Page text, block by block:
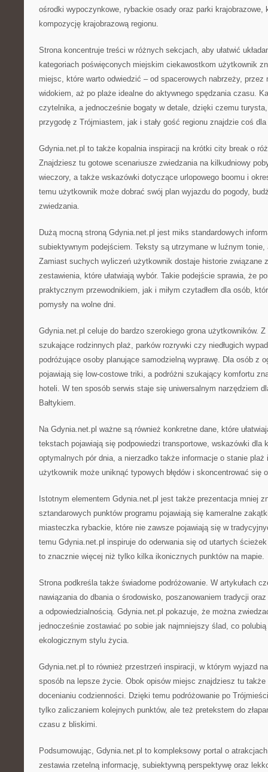
ośrodki wypoczynkowe, rybackie osady oraz parki krajobrazowe,
kompozycję krajobrazową regionu.
Strona koncentruje treści w różnych sekcjach, aby ułatwić
kategoriach poświęconych miejskim ciekawostkom użytkownik
miejsc, które warto odwiedzić – od spacerowych nabrzeży,
widokiem, aż po plaże idealne do aktywnego spędzania czasu.
czytelnika, a jednocześnie bogaty w detale, dzięki czemu
przygodę z Trójmiastem, jak i stały gość regionu znajdzie coś
Gdynia.net.pl to także kopalnia inspiracji na krótki city break o
Znajdziesz tu gotowe scenariusze zwiedzania na kilkudniowy
wieczory, a także wskazówki dotyczące urlopowego boomu i
temu użytkownik może dobrać swój plan wyjazdu do pogody,
zwiedzania.
Dużą mocną stroną Gdynia.net.pl jest miks standardowych
subiektywnym podejściem. Teksty są utrzymane w luźnym tonie,
Zamiast suchych wyliczeń użytkownik dostaje historie związane
zestawienia, które ułatwiają wybór. Takie podejście sprawia, że
praktycznym przewodnikiem, jak i miłym czytadłem dla osób,
pomysły na wolne dni.
Gdynia.net.pl celuje do bardzo szerokiego grona użytkowników.
szukające rodzinnych plaż, parków rozrywki czy niedługich
podróżujące osoby planujące samodzielną wyprawę. Dla osób z
pojawiają się low-costowe triki, a podróżni szukający komfortu
hoteli. W ten sposób serwis staje się uniwersalnym narzędziem
Bałtykiem.
Na Gdynia.net.pl ważne są również konkretne dane, które
tekstach pojawiają się podpowiedzi transportowe, wskazówki dla
optymalnych pór dnia, a nierzadko także informacje o stanie
użytkownik może uniknąć typowych błędów i skoncentrować się
Istotnym elementem Gdynia.net.pl jest także prezentacja mniej
sztandarowych punktów programu pojawiają się kameralne
miasteczka rybackie, które nie zawsze pojawiają się w
temu Gdynia.net.pl inspiruje do oderwania się od utartych
to znacznie więcej niż tylko kilka ikonicznych punktów na mapie.
Strona podkreśla także świadome podróżowanie. W artykułach
nawiązania do dbania o środowisko, poszanowaniem tradycji
a odpowiedzialnością. Gdynia.net.pl pokazuje, że można
jednocześnie zostawiać po sobie jak najmniejszy ślad, co
ekologicznym stylu życia.
Gdynia.net.pl to również przestrzeń inspiracji, w którym wyjazd
sposób na lepsze życie. Obok opisów miejsc znajdziesz tu także
docenianiu codzienności. Dzięki temu podróżowanie po
tylko zaliczaniem kolejnych punktów, ale też pretekstem do
czasu z bliskimi.
Podsumowując, Gdynia.net.pl to kompleksowy portal o
zestawia rzetelną informację, subiektywną perspektywę oraz